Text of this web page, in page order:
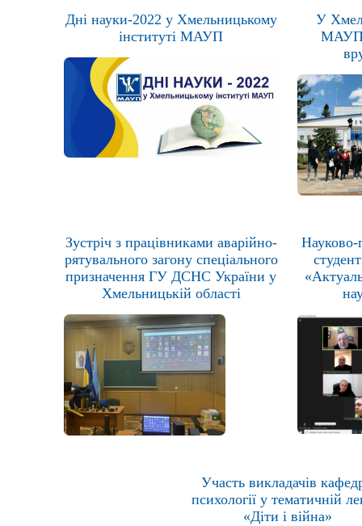
Дні науки-2022 у Хмельницькому
інституті МАУП
У
МАУП
Зустріч з працівниками аварійно-
рятувального загону спеціального
призначення ГУ ДСНС України у
Хмельницькій області
Науково-
Участь викладачів
психології у тематичній
«Діти і війна»